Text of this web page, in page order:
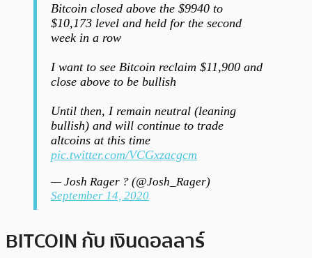
Bitcoin closed above the $9940 to
$10,173 level and held for the second
week in a row
I want to see Bitcoin reclaim $11,900 and
close above to be bullish
Until then, I remain neutral (leaning
bullish) and will continue to trade
altcoins at this time
pic.twitter.com/VCGxzacgcm
— Josh Rager ? (@Josh_Rager)
September 14, 2020
BITCOIN กับ เงินดอลลาร์